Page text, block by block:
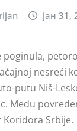
јан 31,
poginula,
nesreći
putu Niš-
Među
Srbije.